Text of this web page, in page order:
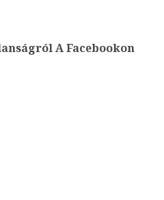
A Facebookon